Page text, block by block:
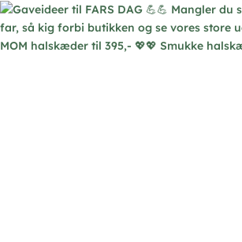
MOM halskæder til 395,- 💖💖 Smukke